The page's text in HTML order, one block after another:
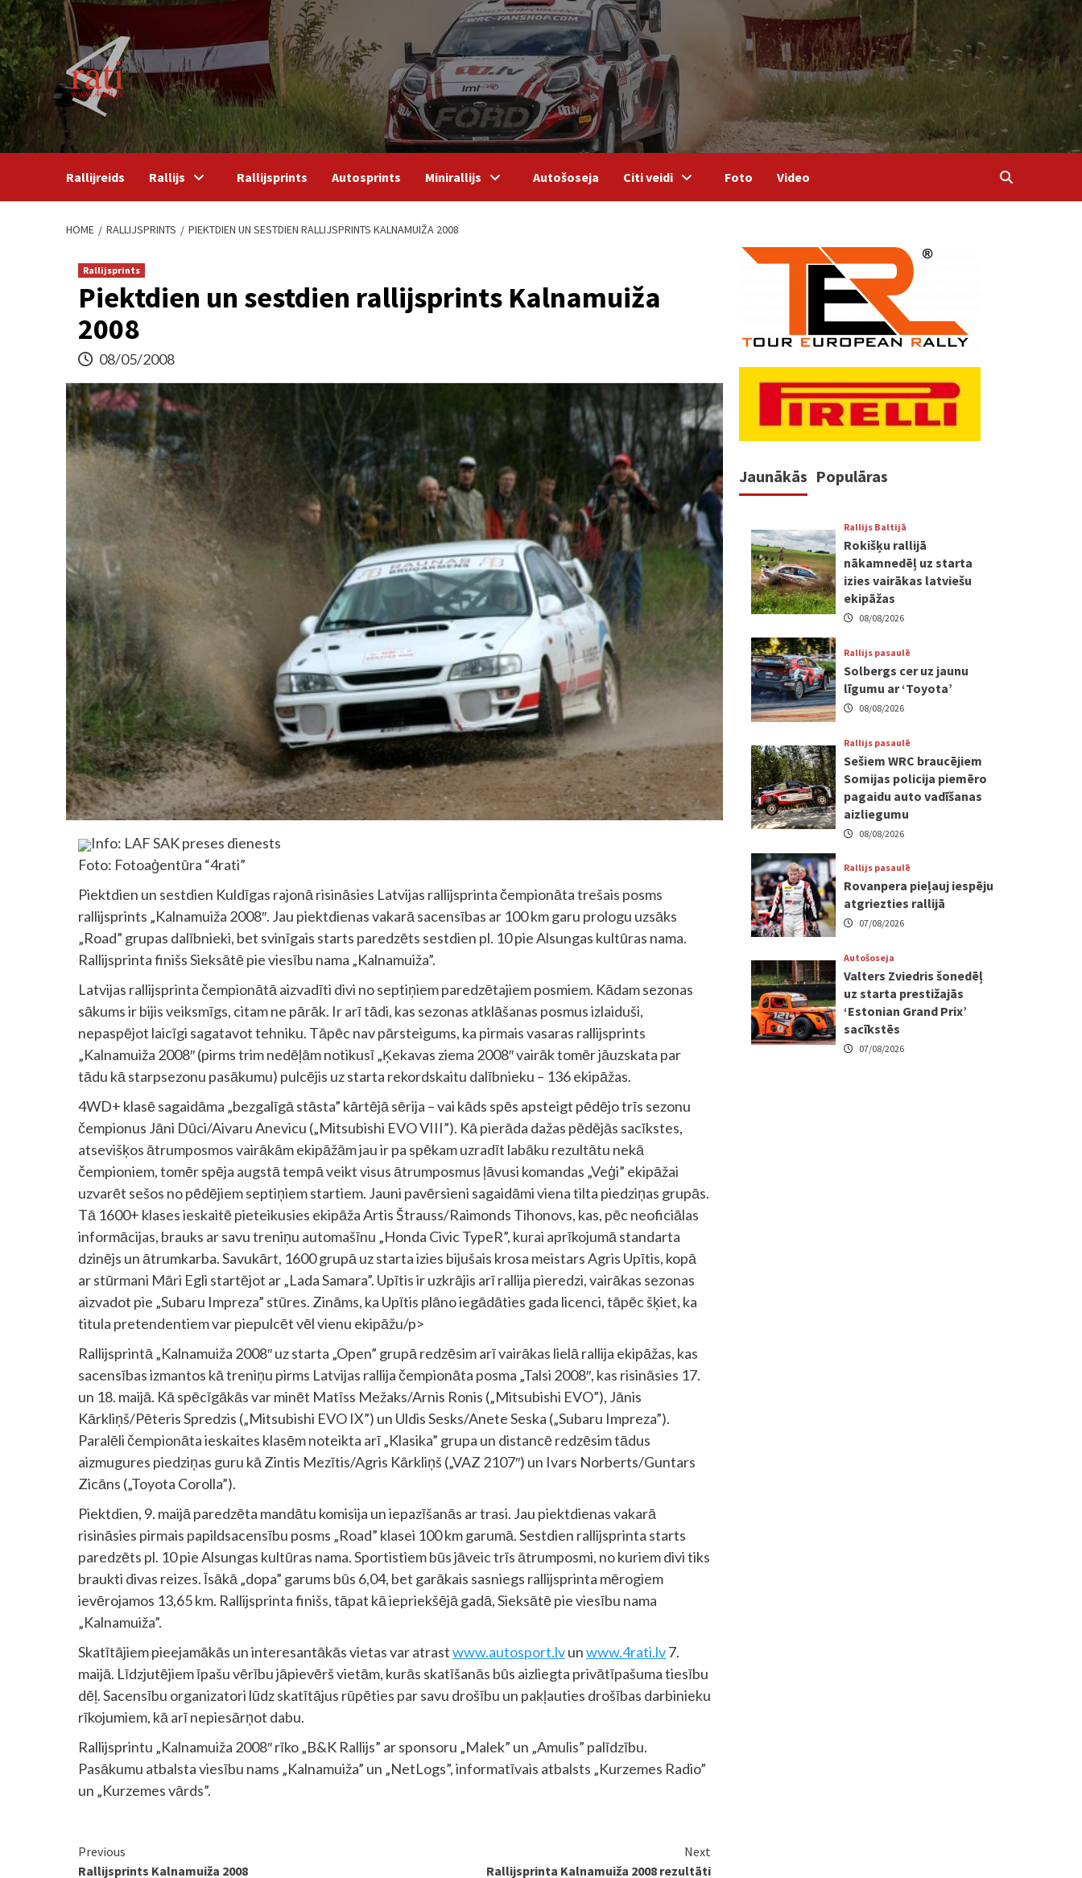
Skip
to
content
Rallijreids Rallijs Rallijsprints Autosprints Minirallijs Autošoseja Citi veidi Foto Video
HOME RALLIJSPRINTS PIEKTDIEN UN SESTDIEN RALLIJSPRINTS KALNAMUIŽA 2008
Rallijsprints
Piektdien un sestdien rallijsprints Kalnamuiža
2008
08/05/2008
Info: LAF SAK preses dienests
Foto: Fotoaģentūra “4rati”
Piektdien un sestdien Kuldīgas rajonā risināsies Latvijas rallijsprinta čempionāta trešais posms
rallijsprints „Kalnamuiža 2008″. Jau piektdienas vakarā sacensības ar 100 km garu prologu uzsāks
„Road” grupas dalībnieki, bet svinīgais starts paredzēts sestdien pl. 10 pie Alsungas kultūras nama.
Rallijsprinta finišs Sieksātē pie viesību nama „Kalnamuiža”.
Latvijas rallijsprinta čempionātā aizvadīti divi no septiņiem paredzētajiem posmiem. Kādam sezonas
sākums ir bijis veiksmīgs, citam ne pārāk. Ir arī tādi, kas sezonas atklāšanas posmus izlaiduši,
nepaspējot laicīgi sagatavot tehniku. Tāpēc nav pārsteigums, ka pirmais vasaras rallijsprints
„Kalnamuiža 2008″ (pirms trim nedēļām notikusī „Ķekavas ziema 2008″ vairāk tomēr jāuzskata par
tādu kā starpsezonu pasākumu) pulcējis uz starta rekordskaitu dalībnieku – 136 ekipāžas.
4WD+ klasē sagaidāma „bezgalīgā stāsta” kārtējā sērija – vai kāds spēs apsteigt pēdējo trīs sezonu
čempionus Jāni Dūci/Aivaru Anevicu („Mitsubishi EVO VIII”). Kā pierāda dažas pēdējās sacīkstes,
atsevišķos ātrumposmos vairākām ekipāžām jau ir pa spēkam uzradīt labāku rezultātu nekā
čempioniem, tomēr spēja augstā tempā veikt visus ātrumposmus ļāvusi komandas „Veģi” ekipāžai
uzvarēt sešos no pēdējiem septiņiem startiem. Jauni pavērsieni sagaidāmi viena tilta piedziņas grupās.
Tā 1600+ klases ieskaitē pieteikusies ekipāža Artis Štrauss/Raimonds Tihonovs, kas, pēc neoficiālas
informācijas, brauks ar savu treniņu automašīnu „Honda Civic TypeR”, kurai aprīkojumā standarta
dzinējs un ātrumkarba. Savukārt, 1600 grupā uz starta izies bijušais krosa meistars Agris Upītis, kopā
ar stūrmani Māri Egli startējot ar „Lada Samara”. Upītis ir uzkrājis arī rallija pieredzi, vairākas sezonas
aizvadot pie „Subaru Impreza” stūres. Zināms, ka Upītis plāno iegādāties gada licenci, tāpēc šķiet, ka
titula pretendentiem var piepulcēt vēl vienu ekipāžu/p>
Rallijsprintā „Kalnamuiža 2008″ uz starta „Open” grupā redzēsim arī vairākas lielā rallija ekipāžas, kas
sacensības izmantos kā treniņu pirms Latvijas rallija čempionāta posma „Talsi 2008″, kas risināsies 17.
un 18. maijā. Kā spēcīgākās var minēt Matīss Mežaks/Arnis Ronis („Mitsubishi EVO”), Jānis
Kārkliņš/Pēteris Spredzis („Mitsubishi EVO IX”) un Uldis Sesks/Anete Seska („Subaru Impreza”).
Paralēli čempionāta ieskaites klasēm noteikta arī „Klasika” grupa un distancē redzēsim tādus
aizmugures piedziņas guru kā Zintis Mezītis/Agris Kārkliņš („VAZ 2107″) un Ivars Norberts/Guntars
Zicāns („Toyota Corolla”).
Piektdien, 9. maijā paredzēta mandātu komisija un iepazīšanās ar trasi. Jau piektdienas vakarā
risināsies pirmais papildsacensību posms „Road” klasei 100 km garumā. Sestdien rallijsprinta starts
paredzēts pl. 10 pie Alsungas kultūras nama. Sportistiem būs jāveic trīs ātrumposmi, no kuriem divi tiks
braukti divas reizes. Īsākā „dopa” garums būs 6,04, bet garākais sasniegs rallijsprinta mērogiem
ievērojamos 13,65 km. Rallijsprinta finišs, tāpat kā iepriekšējā gadā, Sieksātē pie viesību nama
„Kalnamuiža”.
Skatītājiem pieejamākās un interesantākās vietas var atrastwww.autosport.lvunwww.4rati.lv7.
maijā. Līdzjutējiem īpašu vērību jāpievērš vietām, kurās skatīšanās būs aizliegta privātīpašuma tiesību
dēļ. Sacensību organizatori lūdz skatītājus rūpēties par savu drošību un pakļauties drošības darbinieku
rīkojumiem, kā arī nepiesārņot dabu.
Rallijsprintu „Kalnamuiža 2008″ rīko „B&K Rallijs” ar sponsoru „Malek” un „Amulis” palīdzību.
Pasākumu atbalsta viesību nams „Kalnamuiža” un „NetLogs”, informatīvais atbalsts „Kurzemes Radio”
un „Kurzemes vārds”.
Continue
Previous
Rallijsprints Kalnamuiža 2008
Next
Rallijsprinta Kalnamuiža 2008 rezultāti
Jaunākās Populāras
Rallijs Baltijā
Rokišķu rallijā
nākamnedēļ uz starta
izies vairākas latviešu
ekipāžas
08/08/2026
Rallijs pasaulē
Solbergs cer uz jaunu
līgumu ar ‘Toyota’
08/08/2026
Rallijs pasaulē
Sešiem WRC braucējiem
Somijas policija piemēro
pagaidu auto vadīšanas
aizliegumu
08/08/2026
Rallijs pasaulē
Rovanpera pieļauj iespēju
atgriezties rallijā
07/08/2026
Autošoseja
Valters Zviedris šonedēļ
uz starta prestižajās
‘Estonian Grand Prix’
sacīkstēs
07/08/2026